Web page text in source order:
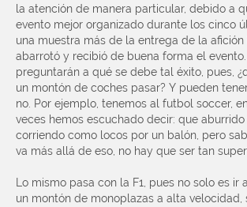
la atención de manera particular, debido a
evento mejor organizado durante los cinco
una muestra más de la entrega de la afición
abarrotó y recibió de buena forma el
preguntarán a qué se debe tal éxito, pues,
un montón de coches pasar? Y pueden
no. Por ejemplo, tenemos al futbol soccer,
veces hemos escuchado decir: que aburrido
corriendo como locos por un balón, pero
va más allá de eso, no hay que ser tan
Lo mismo pasa con la F1, pues no solo es ir
un montón de monoplazas a alta velocidad,